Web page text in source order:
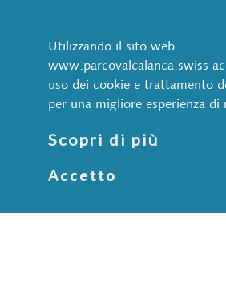
Breve ritratto
Il Parco Val Calanca
I numeri del Parco
Perimetro attuale
Associazione
Associazione Parco Val Calanca
Utilizzando il sito web
www.parcovalcalanca.swiss
uso dei cookie e trattamento
per una migliore esperienza di
Scopri di più
Accetto